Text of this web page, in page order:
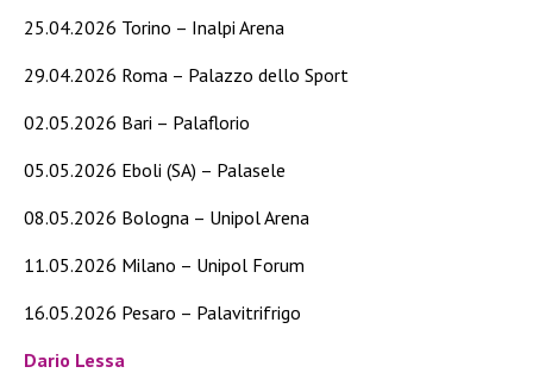
25.04.2026 Torino – Inalpi Arena
29.04.2026 Roma – Palazzo dello Sport
02.05.2026 Bari – Palaflorio
05.05.2026 Eboli (SA) – Palasele
08.05.2026 Bologna – Unipol Arena
11.05.2026 Milano – Unipol Forum
16.05.2026 Pesaro – Palavitrifrigo
Dario Lessa